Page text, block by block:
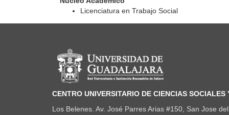
Licenciatura en Trabajo Social
Información del portal
CENTRO UNIVERSITARIO DE CIENCIAS SOCIALES
Los Belenes. Av. José Parres Arias #150, San Jose del